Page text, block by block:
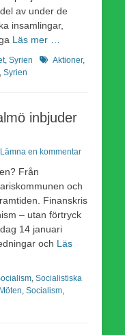
av under de
insamlingar,
Läs mer …
, Syrien Etiketter
Aktioner,
Syrien
inbjuder
Lämna en kommentar
Från
och
Finanskris
– utan förtryck
14 januari
och Läs
Socialistiska
Möten Socialism